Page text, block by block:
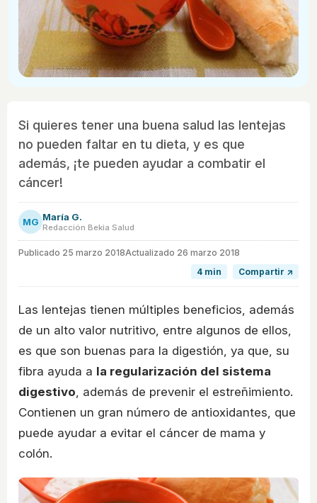
Si quieres tener una buena salud las lentejas
no pueden faltar en tu dieta, y es que
además, ¡te pueden ayudar a combatir el
cáncer!
MG María G.
Redacción Bekia Salud
Publicado 25 marzo 2018Actualizado 26 marzo 2018
4 min
Compartir ↗
Las lentejas tienen múltiples beneficios, además
de un alto valor nutritivo, entre algunos de ellos,
es que son buenas para la digestión, ya que, su
fibra ayuda a la regularización del sistema
digestivo , además de prevenir el estreñimiento.
Contienen un gran número de antioxidantes, que
puede ayudar a evitar el cáncer de mama y
colón.